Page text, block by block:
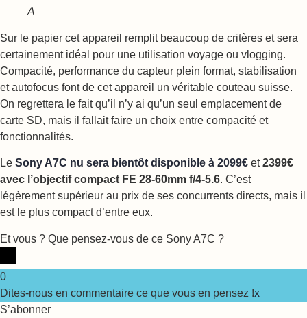
A
Sur le papier cet appareil remplit beaucoup de critères et sera
certainement idéal pour une utilisation voyage ou vlogging.
Compacité, performance du capteur plein format, stabilisation
et autofocus font de cet appareil un véritable couteau suisse.
On regrettera le fait qu’il n’y ai qu’un seul emplacement de
carte SD, mais il fallait faire un choix entre compacité et
fonctionnalités.
Le Sony A7C nu sera bientôt disponible à 2099€ et2399€
avec l’objectif compact FE 28-60mm f/4-5.6. C’est
légèrement supérieur au prix de ses concurrents directs, mais il
est le plus compact d’entre eux.
Et vous ? Que pensez-vous de ce Sony A7C ?
0
Dites-nous en commentaire ce que vous en pensez !x
S’abonner